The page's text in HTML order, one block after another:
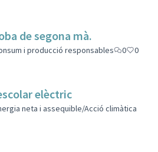
de segona mà.
i producció responsables 0 0
elèctric
neta i assequible/Acció climàtica